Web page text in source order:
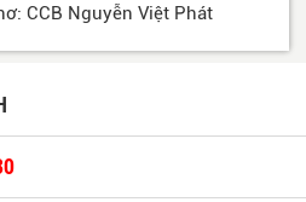
CCB Nguyễn Việt Phát